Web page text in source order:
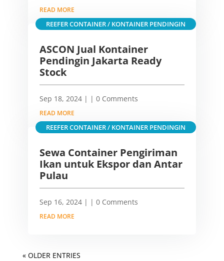
READ MORE
ASCON Jual Kontainer
Pendingin Jakarta Ready
Stock
Sep 18, 2024|
REEFER CONTAINER / KONTAINER PENDINGIN
| 0 Comments
READ MORE
Sewa Container Pengiriman
Ikan untuk Ekspor dan Antar
Pulau
Sep 16, 2024|
REEFER CONTAINER / KONTAINER PENDINGIN
| 0 Comments
READ MORE
« OLDER ENTRIES